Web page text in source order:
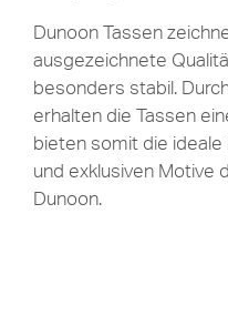
Dunoon Tassen
ausgezeichnete
besonders stabil.
erhalten die Tassen
bieten somit die ideale
und exklusiven Motive
Dunoon.